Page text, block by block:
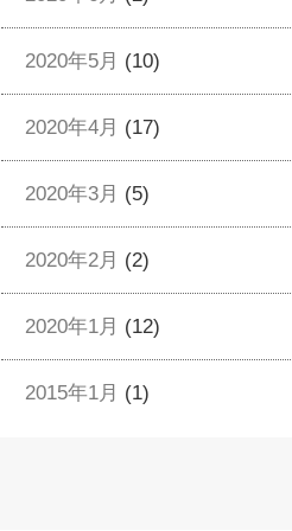
2020年5月 (10)
2020年4月 (17)
2020年3月 (5)
2020年2月 (2)
2020年1月 (12)
2015年1月 (1)